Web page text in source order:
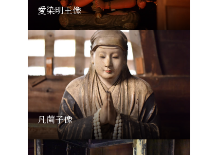
愛染明王像
凡薗子像